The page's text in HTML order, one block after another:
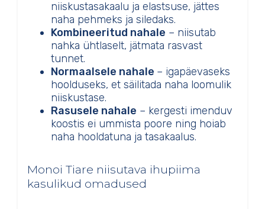
niiskustasakaalu ja elastsuse, jättes
naha pehmeks ja siledaks.
Kombineeritud nahale – niisutab
nahka ühtlaselt, jätmata rasvast
tunnet.
Normaalsele nahale – igapäevaseks
hoolduseks, et säilitada naha loomulik
niiskustase.
Rasusele nahale – kergesti imenduv
koostis ei ummista poore ning hoiab
naha hooldatuna ja tasakaalus.
Monoi Tiare niisutava ihupiima
kasulikud omadused